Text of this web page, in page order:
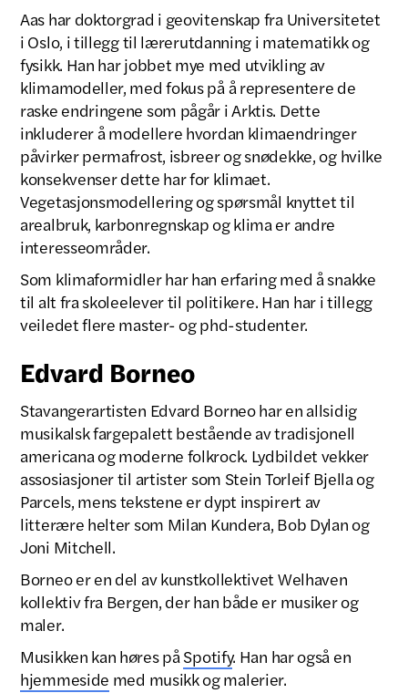
Aas har doktorgrad i geovitenskap fra Universitetet
i Oslo, i tillegg til lærerutdanning i matematikk og
fysikk. Han har jobbet mye med utvikling av
klimamodeller, med fokus på å representere de
raske endringene som pågår i Arktis. Dette
inkluderer å modellere hvordan klimaendringer
påvirker permafrost, isbreer og snødekke, og hvilke
konsekvenser dette har for klimaet.
Vegetasjonsmodellering og spørsmål knyttet til
arealbruk, karbonregnskap og klima er andre
interesseområder.
Som klimaformidler har han erfaring med å snakke
til alt fra skoleelever til politikere. Han har i tillegg
veiledet flere master- og phd-studenter.
Edvard Borneo
Stavangerartisten Edvard Borneo har en allsidig
musikalsk fargepalett bestående av tradisjonell
americana og moderne folkrock. Lydbildet vekker
assosiasjoner til artister som Stein Torleif Bjella og
Parcels, mens tekstene er dypt inspirert av
litterære helter som Milan Kundera, Bob Dylan og
Joni Mitchell.
Borneo er en del av kunstkollektivet Welhaven
kollektiv fra Bergen, der han både er musiker og
maler.
Musikken kan høres påSpotify. Han har også en
hjemmeside med musikk og malerier.